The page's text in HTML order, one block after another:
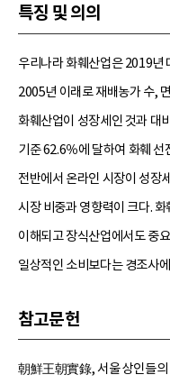
특징 및 의의
우리나라 화훼산업은 2019년
2005년 이래로 재배농가 수,
화훼산업이 성장세인 것과 대
기준 62.6％에 달하여 화훼 선
전반에서 온라인 시장이 성장
시장 비중과 영향력이 크다.
이해되고 장식산업에서도 중
일상적인 소비보다는 경조사
참고문헌
朝鮮王朝實錄, 서울 상인들